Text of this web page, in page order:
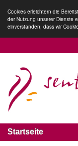
Cookies erleichtern die
der Nutzung unserer Dienste
einverstanden, dass wir
Startseite